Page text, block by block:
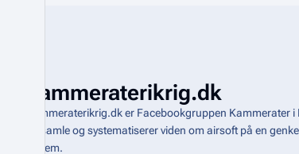
Kammeraterikrig.dk
Kammeraterikrig.dk er Facebookgruppen
indsamle og systematiserer viden om airsoft på en
system.